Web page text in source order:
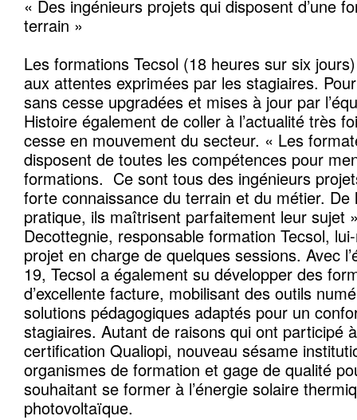
« Des ingénieurs projets qui disposent d’une
terrain »
Les formations Tecsol (18 heures sur six
aux attentes exprimées par les stagiaires.
sans cesse upgradées et mises à jour par
Histoire également de coller à l’actualité très
cesse en mouvement du secteur. « Les
disposent de toutes les compétences pour
formations. Ce sont tous des ingénieurs
forte connaissance du terrain et du métier. De
pratique, ils maîtrisent parfaitement leur sujet
Decottegnie, responsable formation Tecsol,
projet en charge de quelques sessions. Avec
19, Tecsol a également su développer des
d’excellente facture, mobilisant des outils
solutions pédagogiques adaptés pour un
stagiaires. Autant de raisons qui ont participé
certification Qualiopi, nouveau sésame
organismes de formation et gage de qualité
souhaitant se former à l’énergie solaire
photovoltaïque.